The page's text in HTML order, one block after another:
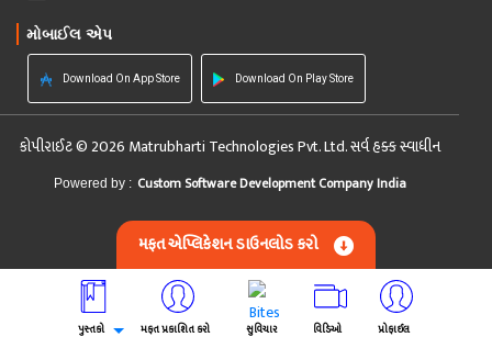
મોબાઈલ એપ
Download On App Store Download On Play Store
કોપીરાઈટ © 2026 Matrubharti Technologies Pvt. Ltd. સર્વ હક્ક સ્વાધીન
Powered by : Custom Software Development Company India
મફત એપ્લિકેશન ડાઉનલોડ કરો
પુસ્તકો મફત પ્રકાશિત કરો સુવિચાર વિડિઓ પ્રોફાઈલ